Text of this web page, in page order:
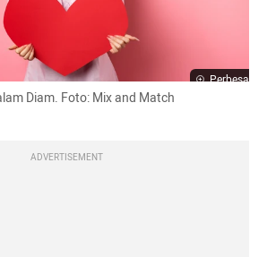
Perbesar
Diam. Foto: Mix and Match
ADVERTISEMENT